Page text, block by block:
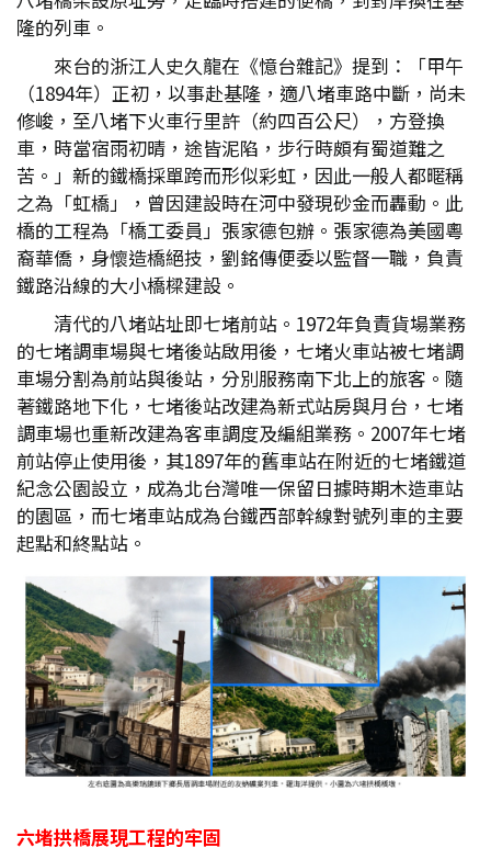
隆的列車。
來台的浙江人史久龍在《憶台雜記》提到：「甲午
（1894年）正初，以事赴基隆，適八堵車路中斷，尚未
修峻，至八堵下火車行里許（約四百公尺），方登換
車，時當宿雨初晴，途皆泥陷，步行時頗有蜀道難之
苦。」新的鐵橋採單跨而形似彩虹，因此一般人都暱稱
之為「虹橋」，曾因建設時在河中發現砂金而轟動。此
橋的工程為「橋工委員」張家德包辦。張家德為美國粵
裔華僑，身懷造橋絕技，劉銘傳便委以監督一職，負責
鐵路沿線的大小橋樑建設。
清代的八堵站址即七堵前站。1972年負責貨場業務
的七堵調車場與七堵後站啟用後，七堵火車站被七堵調
車場分割為前站與後站，分別服務南下北上的旅客。隨
著鐵路地下化，七堵後站改建為新式站房與月台，七堵
調車場也重新改建為客車調度及編組業務。2007年七堵
前站停止使用後，其1897年的舊車站在附近的七堵鐵道
紀念公園設立，成為北台灣唯一保留日據時期木造車站
的園區，而七堵車站成為台鐵西部幹線對號列車的主要
起點和終點站。
六堵拱橋展現工程的牢固